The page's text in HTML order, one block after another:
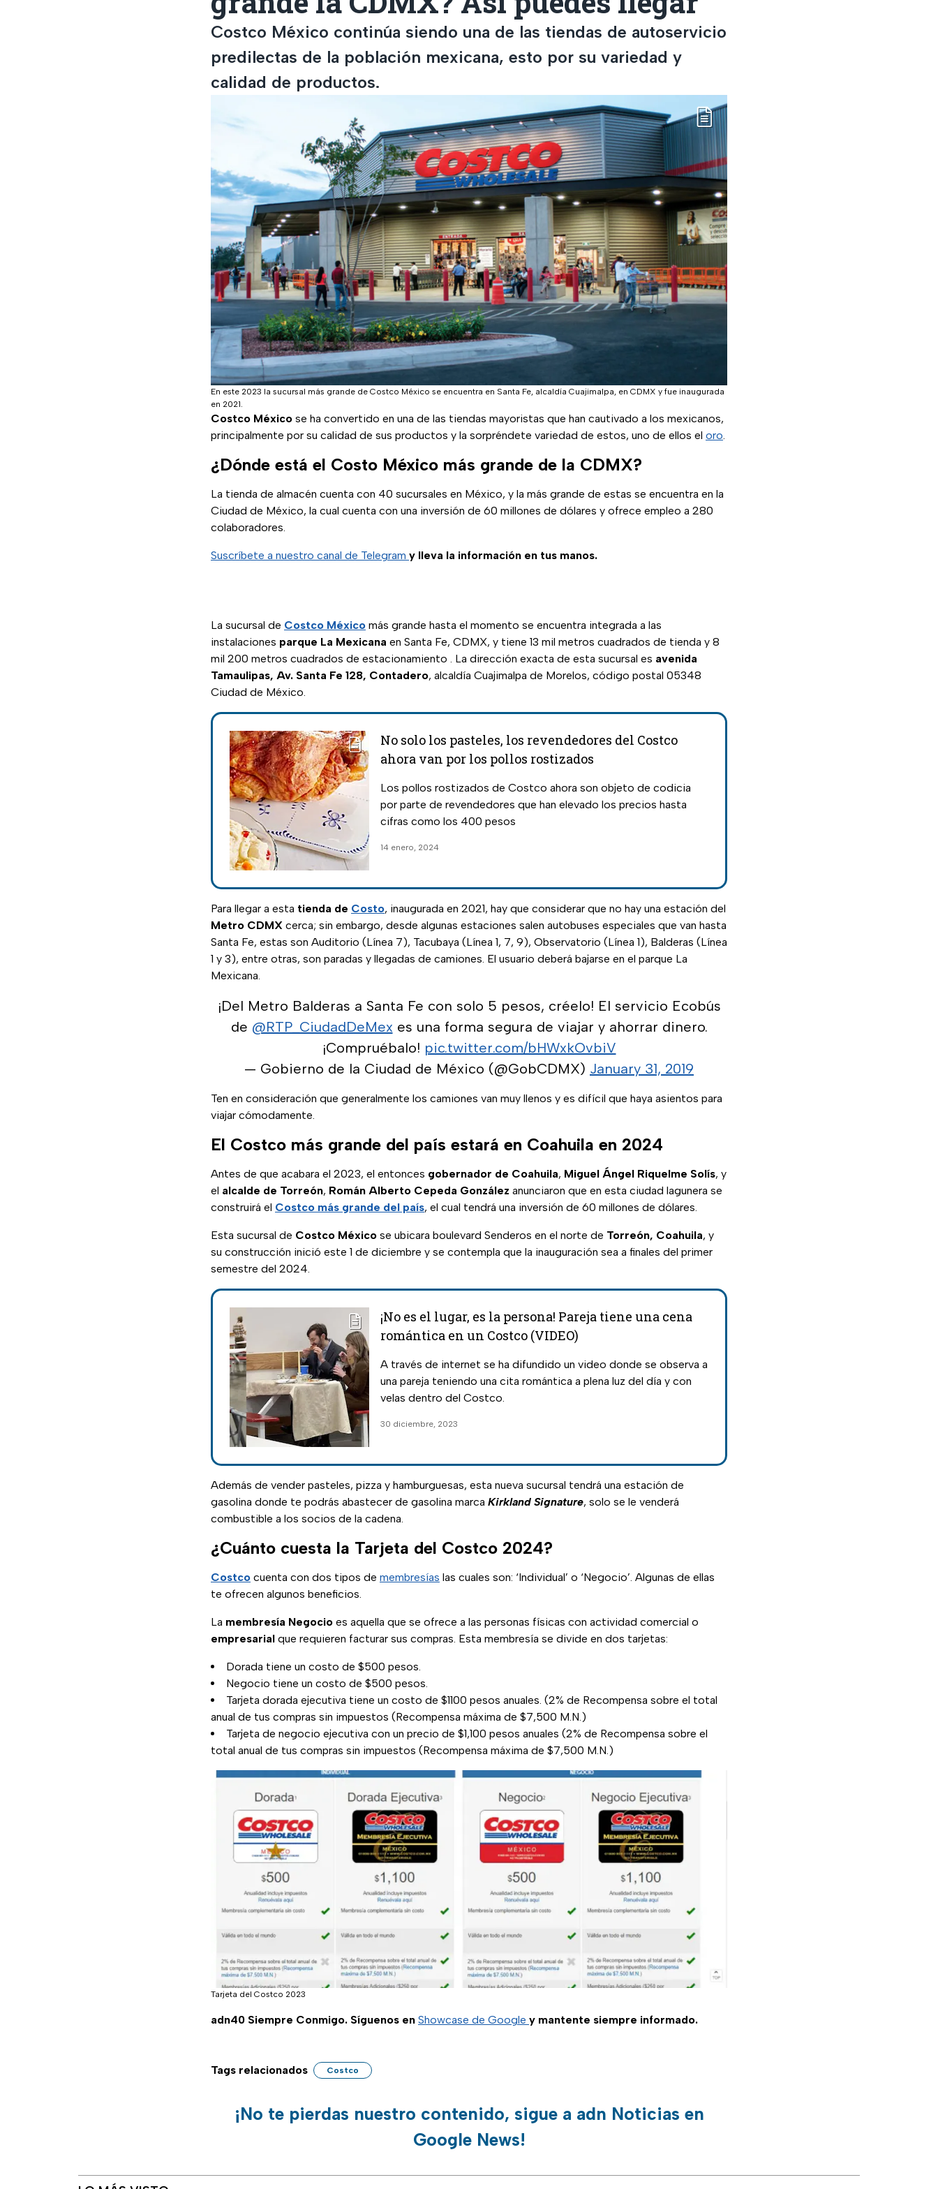
Costco México continúa siendo una de las tiendas de autoservicio
predilectas de la población mexicana, esto por su variedad y
calidad de productos.
En este 2023 la sucursal más grande de Costco México se encuentra en Santa Fe, alcaldía Cuajimalpa, en CDMX y fue inaugurada
en 2021.
Costco México se ha convertido en una de las tiendas mayoristas que han cautivado a los mexicanos,
principalmente por su calidad de sus productos y la sorpréndete variedad de estos, uno de ellos el oro.
¿Dónde está el Costo México más grande de la CDMX?
La tienda de almacén cuenta con 40 sucursales en México, y la más grande de estas se encuentra en la
Ciudad de México, la cual cuenta con una inversión de 60 millones de dólares y ofrece empleo a 280
colaboradores.
Suscríbete a nuestro canal de Telegram y lleva la información en tus manos.
La sucursal de Costco México más grande hasta el momento se encuentra integrada a las
instalaciones parque La Mexicana en Santa Fe, CDMX, y tiene 13 mil metros cuadrados de tienda y 8
mil 200 metros cuadrados de estacionamiento . La dirección exacta de esta sucursal es avenida
Tamaulipas, Av. Santa Fe 128, Contadero, alcaldía Cuajimalpa de Morelos, código postal 05348
Ciudad de México.
No solo los pasteles, los revendedores del Costco
ahora van por los pollos rostizados
Los pollos rostizados de Costco ahora son objeto de codicia
por parte de revendedores que han elevado los precios hasta
cifras como los 400 pesos
14 enero, 2024
Para llegar a esta tienda de Costo, inaugurada en 2021, hay que considerar que no hay una estación del
Metro CDMX cerca; sin embargo, desde algunas estaciones salen autobuses especiales que van hasta
Santa Fe, estas son Auditorio (Línea 7), Tacubaya (Línea 1, 7, 9), Observatorio (Línea 1), Balderas (Línea
1 y 3), entre otras, son paradas y llegadas de camiones. El usuario deberá bajarse en el parque La
Mexicana.
¡Del Metro Balderas a Santa Fe con solo 5 pesos, créelo! El servicio Ecobús
de @RTP_CiudadDeMex es una forma segura de viajar y ahorrar dinero.
¡Compruébalo! pic.twitter.com/bHWxkOvbiV
— Gobierno de la Ciudad de México (@GobCDMX) January 31, 2019
Ten en consideración que generalmente los camiones van muy llenos y es difícil que haya asientos para
viajar cómodamente.
El Costco más grande del país estará en Coahuila en 2024
Antes de que acabara el 2023, el entonces gobernador de Coahuila, Miguel Ángel Riquelme Solís, y
el alcalde de Torreón, Román Alberto Cepeda González anunciaron que en esta ciudad lagunera se
construirá el Costco más grande del país, el cual tendrá una inversión de 60 millones de dólares.
Esta sucursal de Costco México se ubicara boulevard Senderos en el norte de Torreón, Coahuila, y
su construcción inició este 1 de diciembre y se contempla que la inauguración sea a finales del primer
semestre del 2024.
¡No es el lugar, es la persona! Pareja tiene una cena
romántica en un Costco (VIDEO)
A través de internet se ha difundido un video donde se observa a
una pareja teniendo una cita romántica a plena luz del día y con
velas dentro del Costco.
30 diciembre, 2023
Además de vender pasteles, pizza y hamburguesas, esta nueva sucursal tendrá una estación de
gasolina donde te podrás abastecer de gasolina marca Kirkland Signature, solo se le venderá
combustible a los socios de la cadena.
¿Cuánto cuesta la Tarjeta del Costco 2024?
Costco cuenta con dos tipos de membresías las cuales son: ‘Individual’ o ‘Negocio’. Algunas de ellas
te ofrecen algunos beneficios.
La membresía Negocio es aquella que se ofrece a las personas físicas con actividad comercial o
empresarial que requieren facturar sus compras. Esta membresía se divide en dos tarjetas:
Dorada tiene un costo de $500 pesos.
Negocio tiene un costo de $500 pesos.
Tarjeta dorada ejecutiva tiene un costo de $1100 pesos anuales. (2% de Recompensa sobre el total
anual de tus compras sin impuestos (Recompensa máxima de $7,500 M.N.)
Tarjeta de negocio ejecutiva con un precio de $1,100 pesos anuales (2% de Recompensa sobre el
total anual de tus compras sin impuestos (Recompensa máxima de $7,500 M.N.)
Tarjeta del Costco 2023
adn40 Siempre Conmigo. Síguenos en Showcase de Google y mantente siempre informado.
Tags relacionados Costco
¡No te pierdas nuestro contenido, sigue a adn Noticias en
Google News!